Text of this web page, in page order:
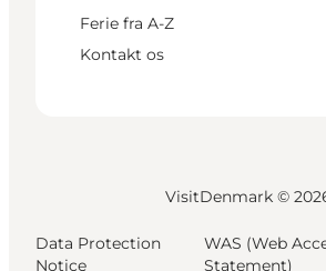
Ferie fra A-Z
Kontakt os
VisitDenmark ©
Data Protection
Notice
WAS (Web
Statement)